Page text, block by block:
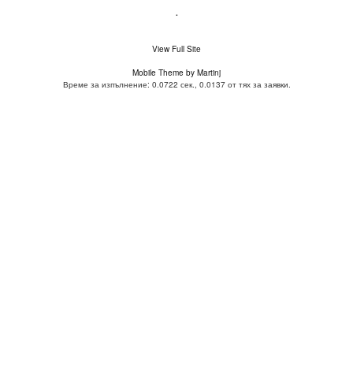
.
View Full Site
Mobile Theme by Martinj
Време за изпълнение: 0.0722 сек., 0.0137 от тях за заявки.